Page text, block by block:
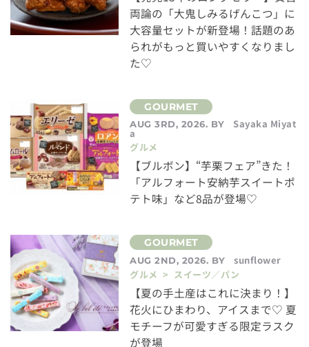
両論の「大鬼しみるげんこつ」に
大容量セットが新登場！話題のあ
られがもっと買いやすくなりまし
た♡
AUG 3RD, 2026. BY Sayaka Miyat
a
グルメ
【ブルボン】“芋栗フェア”きた！
「アルフォート安納芋スイートポ
テト味」など8品が登場♡
AUG 2ND, 2026. BY
sunflower
グルメ > スイーツ／パン
【夏の手土産はこれに決まり！】
花火にひまわり、アイスまで♡ 夏
モチーフが可愛すぎる限定ラスク
が登場